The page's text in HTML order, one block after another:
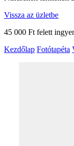
Vissza az üzletbe
45 000 Ft felett
Kezdőlap Fotótapéta